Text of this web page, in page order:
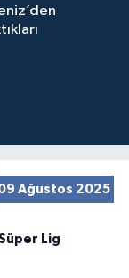
Ağustos 2025
Lig